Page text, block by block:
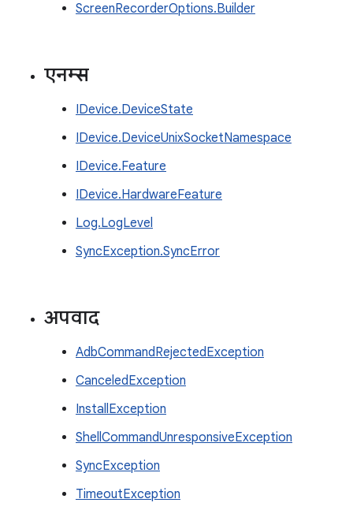
ScreenRecorderOptions.Builder
एनम्स
IDevice.DeviceState
IDevice.DeviceUnixSocketNamespace
IDevice.Feature
IDevice.HardwareFeature
Log.LogLevel
SyncException.SyncError
अपवाद
AdbCommandRejectedException
CanceledException
InstallException
ShellCommandUnresponsiveException
SyncException
TimeoutException